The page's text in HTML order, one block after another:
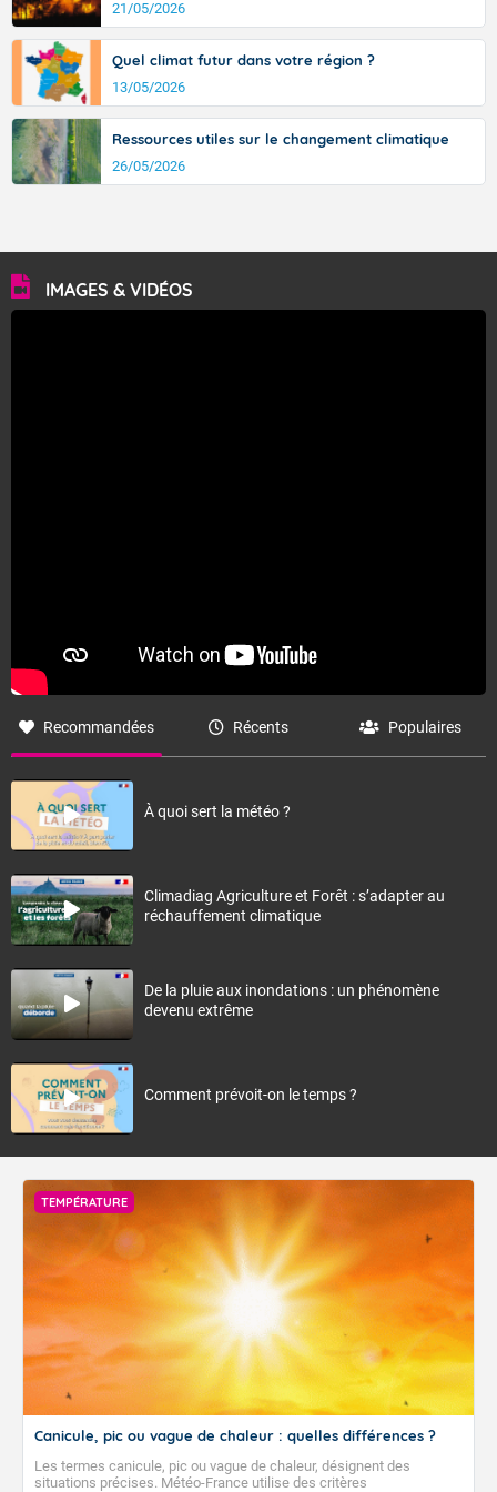
21/05/2026
Quel climat futur dans votre région ?
13/05/2026
Ressources utiles sur le changement climatique
26/05/2026
IMAGES & VIDÉOS
Recommandées Récents Populaires
À quoi sert la météo ?
Climadiag Agriculture et Forêt : s’adapter au
réchauffement climatique
De la pluie aux inondations : un phénomène
devenu extrême
Comment prévoit-on le temps ?
TEMPÉRATURE
Canicule, pic ou vague de chaleur : quelles différences ?
Les termes canicule, pic ou vague de chaleur, désignent des
situations précises. Météo-France utilise des critères